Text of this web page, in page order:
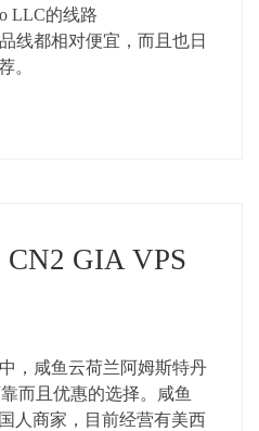
LLC的线路
线都相对便宜，而且也日
。
GIA VPS
，咸鱼云荷兰阿姆斯特丹
而且优惠的选择。咸鱼
人商家，目前经营有美西